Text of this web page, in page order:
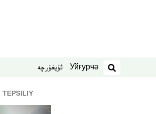
ئۇيغۇرچە Уйғурчә
izdesh
TEPSILIY